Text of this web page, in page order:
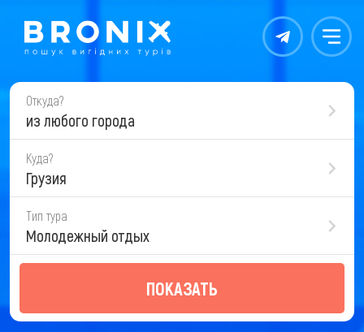
Контакты Меню
Откуда?
из любого города
Куда?
Грузия
Тип тура
Молодежный отдых
ПОКАЗАТЬ